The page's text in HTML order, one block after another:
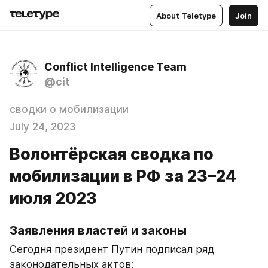
About Teletype Join
Conflict Intelligence Team
@cit
сводки о мобилизации
July 24, 2023
Волонтёрская сводка по
мобилизации в РФ за 23–24
июля 2023
Заявления властей и законы
Сегодня президент Путин подписал ряд
законодательных актов: